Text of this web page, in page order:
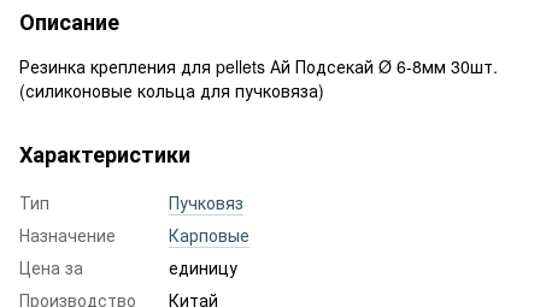
Описание
Резинка крепления для pellets Ай Подсекай Ø 6-8мм 30шт.
(силиконовые кольца для пучковяза)
Характеристики
Тип
Пучковяз
Назначение
Карповые
Цена за
единицу
Производство
Китай